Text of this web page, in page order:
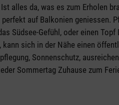
alles da, was es zum Erholen
auf Balkonien geniessen.
Südsee-Gefühl, oder einen
kann sich in der Nähe einen
Sonnenschutz,
Sommertag Zuhause zum